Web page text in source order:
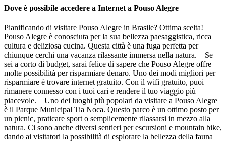
Dove è possibile accedere a Internet a Pouso Alegre
Pianificando di visitare Pouso Alegre in Brasile? Ottima scelta!
Pouso Alegre è conosciuta per la sua bellezza paesaggistica, ricca
cultura e deliziosa cucina. Questa città è una fuga perfetta per
chiunque cerchi una vacanza rilassante immersa nella natura. Se
sei a corto di budget, sarai felice di sapere che Pouso Alegre offre
molte possibilità per risparmiare denaro. Uno dei modi migliori per
risparmiare è trovare internet gratuito. Con il wifi gratuito, puoi
rimanere connesso con i tuoi cari e rendere il tuo viaggio più
piacevole. Uno dei luoghi più popolari da visitare a Pouso Alegre
è il Parque Municipal Tia Noca. Questo parco è un ottimo posto per
un picnic, praticare sport o semplicemente rilassarsi in mezzo alla
natura. Ci sono anche diversi sentieri per escursioni e mountain bike,
dando ai visitatori la possibilità di esplorare la bellezza della fauna